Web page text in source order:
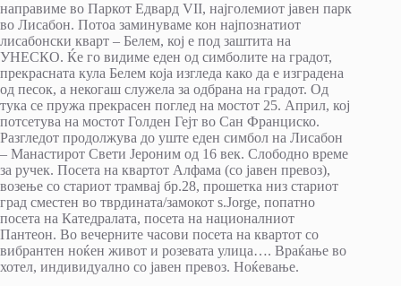
направиме во Паркот Едвард VII, најголемиот јавен парк
во Лисабон. Потоа заминуваме кон најпознатиот
лисабонски кварт – Белем, кој е под заштита на
УНЕСКО. Ќе го видиме еден од симболите на градот,
прекрасната кула Белем која изгледа како да е изградена
од песок, а некогаш служела за одбрана на градот. Од
тука се пружа прекрасен поглед на мостот 25. Април, кој
потсетува на мостот Голден Гејт во Сан Франциско.
Разгледот продолжува до уште еден симбол на Лисабон
– Манастирот Свети Јероним од 16 век. Слободно време
за ручек. Посета на квартот Алфама (со јавен превоз),
возење со стариот трамвај бр.28, прошетка низ стариот
град сместен во тврдината/замокот s.Jorge, попатно
посета на Катедралата, посета на националниот
Пантеон. Во вечерните часови посета на квартот со
вибрантен ноќен живот и розевата улица…. Враќање во
хотел, индивидуално со јавен превоз. Ноќевање.